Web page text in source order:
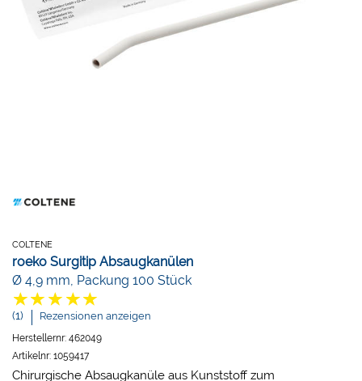
COLTENE
roeko Surgitip Absaugkanülen
Ø 4,9 mm, Packung 100 Stück
(1) Rezensionen anzeigen
Herstellernr: 462049
Artikelnr: 1059417
Chirurgische Absaugkanüle aus Kunststoff zum